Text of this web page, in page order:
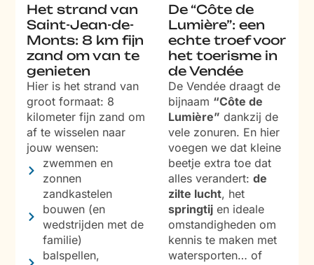
Het strand van
Saint-Jean-de-
Monts: 8 km fijn
zand om van te
genieten
Hier is het strand van
groot formaat: 8
kilometer fijn zand om
af te wisselen naar
jouw wensen:
zwemmen en
zonnen
zandkastelen
bouwen (en
wedstrijden met de
familie)
balspellen,
De “Côte de
Lumière”: een
echte troef voor
het toerisme in
de Vendée
De Vendée draagt de
bijnaam “Côte de
Lumière” dankzij de
vele zonuren. En hier
voegen we dat kleine
beetje extra toe dat
alles verandert: de
zilte lucht, het
springtij en ideale
omstandigheden om
kennis te maken met
watersporten… of